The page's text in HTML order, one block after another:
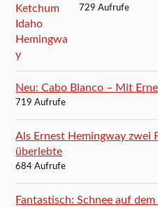
729 Aufrufe
Neu: Cabo Blanco – Mit
719 Aufrufe
Als Ernest Hemingway zwei
überlebte
684 Aufrufe
Fantastisch: Schnee auf